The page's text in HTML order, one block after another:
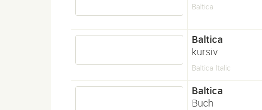
Baltica
Baltica
kursiv
Baltica Italic
Baltica
Buch